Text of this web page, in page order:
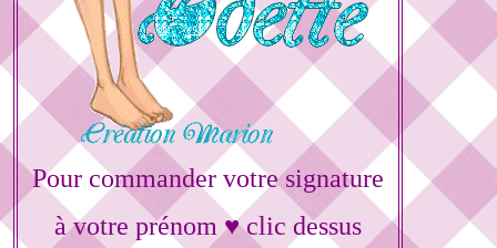
Pour commander votre signature
à votre prénom ♥ clic dessus